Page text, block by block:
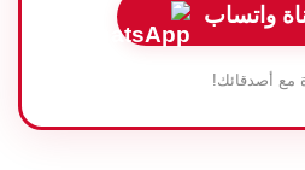
واتساب
مع أصدقائك!